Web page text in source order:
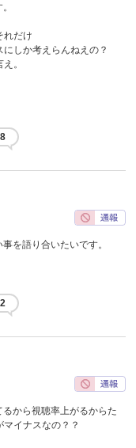
れだけ
しか考えらんねえの？
。
を語り合いたいです。
から視聴率上がるからた
イナスなの？？